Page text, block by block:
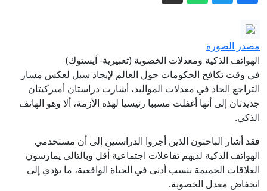
إقليمياً
العراق يعلن تشكيل قيادة "عمليات البادية"
مبابي ينهي أبرز الشراكات في تاريخ كرة
طهران تفاوض بـ"الغموض النووي".. اتفاق
أم ضربة جديدة؟
صدور أمر ديواني بتشكيل قيادة عمليات
مصدر الصورة
الهواتف الذكية ومعدلات الخصوبة (تعبيرية- آيستوك)
في وقت تكافح الحكومات حول العالم لإيجاد سبل لعكس مسار
التراجع الحاد في معدلات المواليد، أشارت دراستان أميركيتان
جديدتان إلى أنها أغفلت مسببا رئيسيا لهذه الأزمة، ألا وهو الهاتف
الذكي.
فقد أشار الباحثون الذين أجروا الدراستين إلى أن مستخدمي
الهواتف الذكية لديهم تفاعلات اجتماعية أقل وبالتالي يمارسون
العلاقات الحميمة بنسب أدنى في الحياة الواقعية، ما يؤدي إلى
انخفاض معدل الخصوبة.